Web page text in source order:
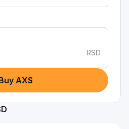
RSD
AXS